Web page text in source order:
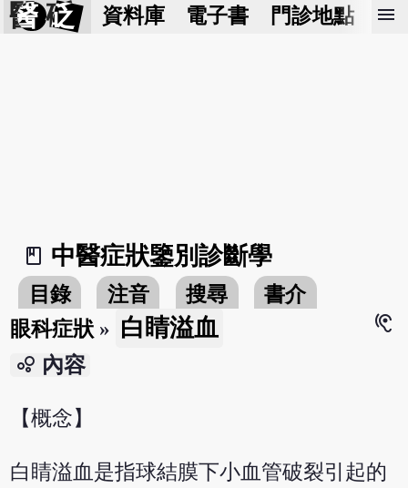
醫 砭 資料庫 電子書 門診地點 預
menu
book_2
中醫症狀鑒別診斷學
目錄 注音 搜尋
書介
眼科症狀 » 白睛溢血
hearing
bubble_chart 內容
【概念】
白睛溢血是指球結膜下小血管破裂引起的